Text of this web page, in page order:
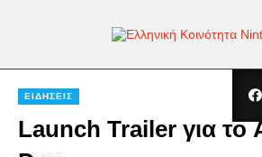
ΕΙΔΉΣΕΙΣ
Launch Trailer για το